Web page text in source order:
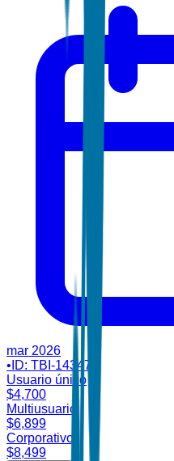
mar 2026
• ID: TBI-14347
Usuario único
$4,700
Multiusuario
$6,899
Corporativo
$8,499